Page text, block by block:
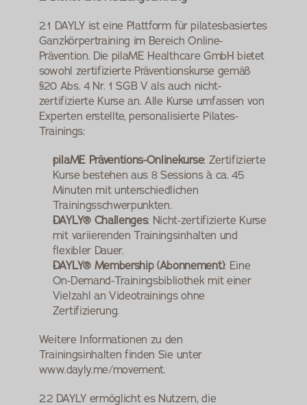
2.1 DAYLY ist eine Plattform für pilatesbasiertes
Ganzkörpertraining im Bereich Online-
Prävention. Die pilaME Healthcare GmbH bietet
sowohl zertifizierte Präventionskurse gemäß
§20 Abs. 4 Nr. 1 SGB V als auch nicht-
zertifizierte Kurse an. Alle Kurse umfassen von
Experten erstellte, personalisierte Pilates-
Trainings:
pilaME Präventions-Onlinekurse: Zertifizierte
Kurse bestehen aus 8 Sessions à ca. 45
Minuten mit unterschiedlichen
Trainingsschwerpunkten.
DAYLY® Challenges: Nicht-zertifizierte Kurse
mit variierenden Trainingsinhalten und
flexibler Dauer.
DAYLY® Membership (Abonnement): Eine
On-Demand-Trainingsbibliothek mit einer
Vielzahl an Videotrainings ohne
Zertifizierung.
Weitere Informationen zu den
Trainingsinhalten finden Sie unter
www.dayly.me/movement.
2.2 DAYLY ermöglicht es Nutzern, die